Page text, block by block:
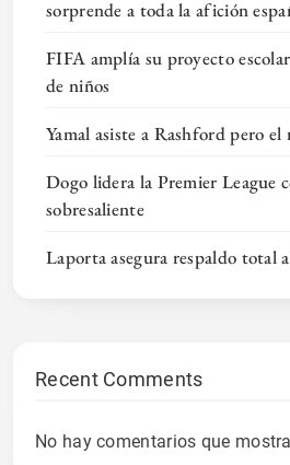
sorprende a toda la afición
FIFA amplía su proyecto
de niños
Yamal asiste a Rashford pero
Dogo lidera la Premier League
sobresaliente
Laporta asegura respaldo total
Recent Comments
No hay comentarios que